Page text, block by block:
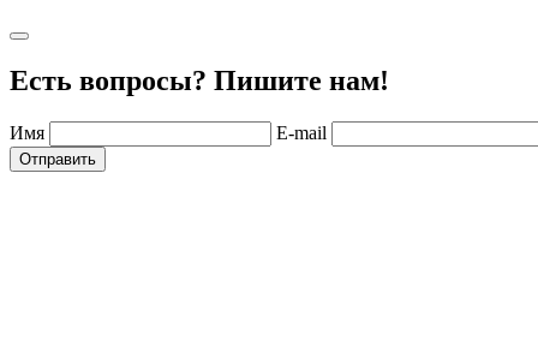
Есть вопросы? Пишите нам!
Имя E-mail